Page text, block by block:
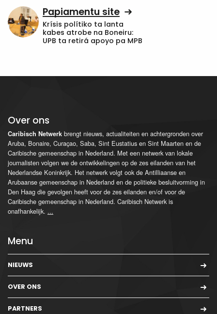
Papiamentu site
Krísis polítiko ta lanta
kabes atrobe na Boneiru:
UPB ta retirá apoyo pa MPB
Over ons
Caribisch Netwerk brengt nieuws, actualiteiten en achtergronden over
Aruba, Bonaire, Curaçao, Saba, Sint Eustatius en Sint Maarten en de
Caribische gemeenschap in Nederland. Met een netwerk van lokale
journalisten volgen we de ontwikkelingen op de zes eilanden van het
Nederlandse Koninkrijk. Het netwerk volgt ook de Antilliaanse en
Arubaanse gemeenschap in Nederland en de politieke besluitvorming in
Den Haag die gevolgen heeft voor de zes eilanden en/of voor de
Caribische gemeenschap in Nederland. Caribisch Netwerk is
onafhankelijk. ...
Menu
NIEUWS
OVER ONS
PARTNERS